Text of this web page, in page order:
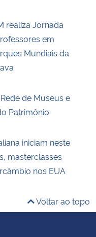
realiza Jornada
em
Mundiais da
de Museus e
Patrimônio
iniciam neste
masterclasses
nos EUA
Voltar ao topo